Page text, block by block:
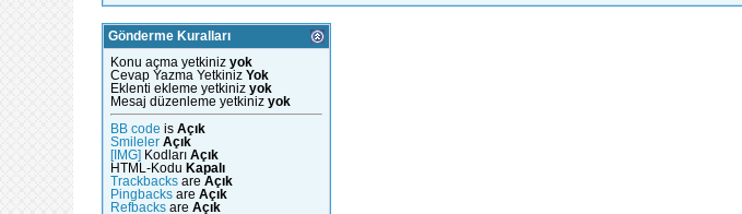
Gönderme Kuralları
Konu açma yetkiniz yok
Cevap Yazma Yetkiniz Yok
Eklenti ekleme yetkiniz yok
Mesaj düzenleme yetkiniz yok
BB code is Açık
Smileler Açık
[IMG]
Kodları Açık
HTML-Kodu Kapalı
Trackbacksare Açık
Pingbacksare Açık
Refbacksare Açık